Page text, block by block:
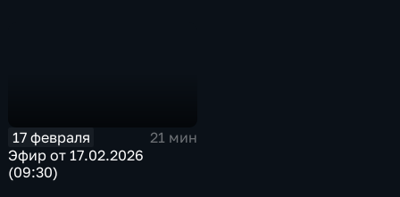
17 февраля
21 мин
Эфир от 17.02.2026
(09:30)